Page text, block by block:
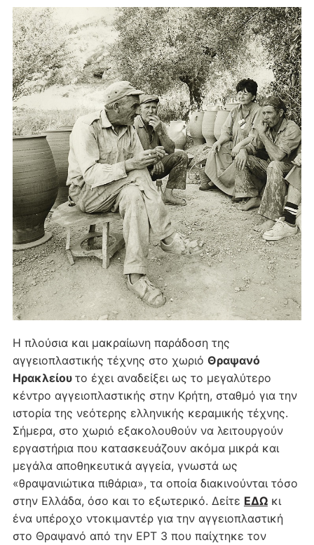
Η πλούσια και μακραίωνη παράδοση της
αγγειοπλαστικής τέχνης στο χωριό Θραψανό
Ηρακλείου το έχει αναδείξει ως το μεγαλύτερο
κέντρο αγγειοπλαστικής στην Κρήτη, σταθμό για την
ιστορία της νεότερης ελληνικής κεραμικής τέχνης.
Σήμερα, στο χωριό εξακολουθούν να λειτουργούν
εργαστήρια που κατασκευάζουν ακόμα μικρά και
μεγάλα αποθηκευτικά αγγεία, γνωστά ως
«θραψανιώτικα πιθάρια», τα οποία διακινούνται τόσο
στην Ελλάδα, όσο και το εξωτερικό. Δείτε ΕΔΩκι
ένα υπέροχο ντοκιμαντέρ για την αγγειοπλαστική
στο Θραψανό από την ΕΡΤ 3 που παίχτηκε τον